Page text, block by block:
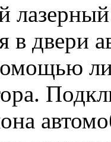
в двери